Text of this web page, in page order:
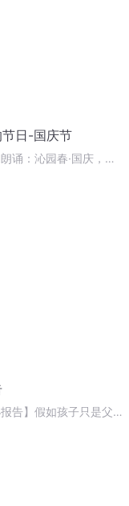
日-国庆节
诵：沁园春·国庆，朗
报告】假如孩子只是父母